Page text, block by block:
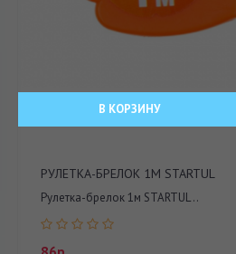
В КОРЗИНУ
РУЛЕТКА-БРЕЛОК 1М STARTUL
Рулетка-брелок 1м STARTUL ..